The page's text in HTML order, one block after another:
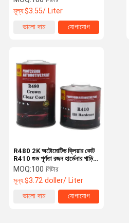
মূল্য:$3.55/ Liter
ভালো দাম
যোগাযোগ
R480 2K অটোমোটিভ ক্লিয়ার কোট
R410 গুড পূর্ণতা রজন হার্ডেনার গাড়ি
পেইন্ট
MOQ:100 লিটার
মূল্য:$3.72 doller/ Liter
ভালো দাম
যোগাযোগ